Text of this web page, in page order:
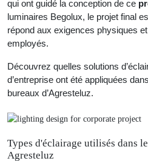
qui ont guidé la conception de ce
luminaires Begolux, le projet final
répond aux exigences physiques
employés.
Découvrez quelles solutions
d’entreprise ont été appliquées
bureaux d’Agresteluz.
Types d'éclairage utilisés dans
Agresteluz